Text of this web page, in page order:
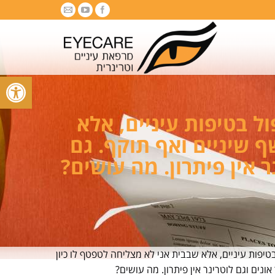
פתח
בטיפות עיניים, אלא
שיניים ואף תוקף. גם
אין פיתרון. מה עושים?
עיניים, אלא שבבית אני לא מצליחה לטפטף לו כיון
וגם לוטרינר אין פיתרון. מה עושים?